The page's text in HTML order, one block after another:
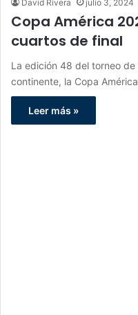
David Rivera julio 3, 2024
Copa América
cuartos de final
La edición 48 del torneo
continente, la Copa
Leer más »